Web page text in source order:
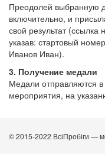
Преодолей выбранную
включительно, и
свой результат
указав: стартовый
Иванов Иван).
3. Получение медали
Медали отправляются
мероприятия, на
© 2015-2022 ВсіПробіги —